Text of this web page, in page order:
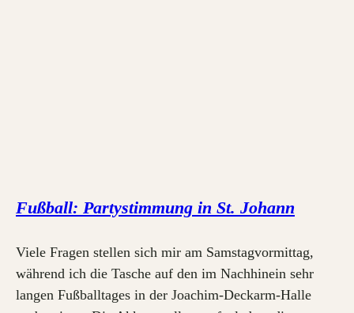
Fußball: Partystimmung in St. Johann
Viele Fragen stellen sich mir am Samstagvormittag,
während ich die Tasche auf den im Nachhinein sehr
langen Fußballtages in der Joachim-Deckarm-Halle